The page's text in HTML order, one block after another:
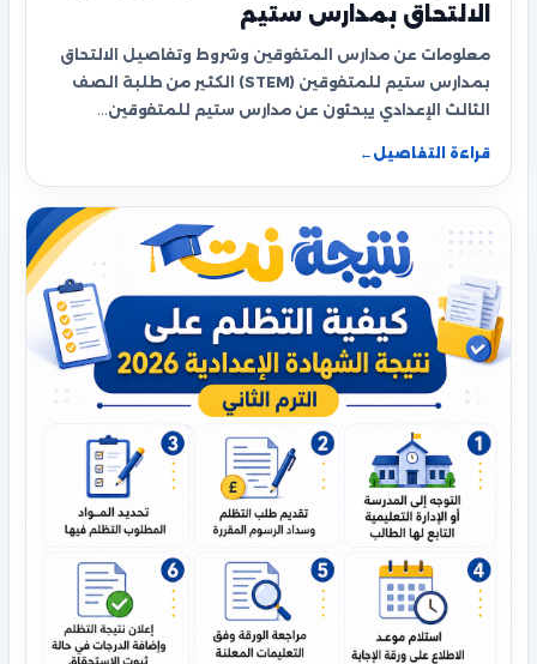
الالتحاق بمدارس ستيم
معلومات عن مدارس المتفوقين وشروط وتفاصيل الالتحاق
بمدارس ستيم للمتفوقين (STEM) الكثير من طلبة الصف
الثالث الإعدادي يبحثون عن مدارس ستيم للمتفوقين…
قراءة التفاصيل ←